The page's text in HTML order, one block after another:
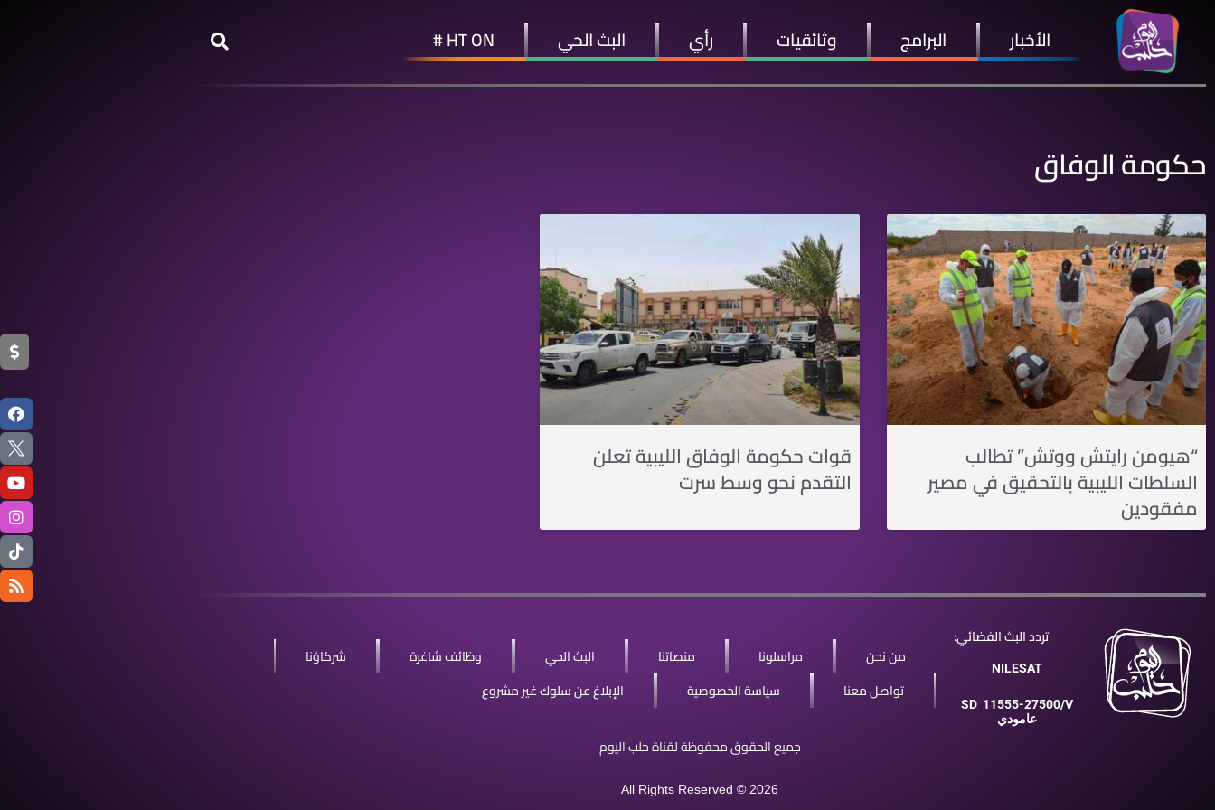
الأخبار البرامج وثائقيات رأي البث الحي HT ON #
حكومة الوفاق
“هيومن رايتش ووتش” تطالب
السلطات الليبية بالتحقيق في مصير
مفقودين
قوات حكومة الوفاق الليبية تعلن
التقدم نحو وسط سرت
تردد البث الفضائي:
NILESAT
SD 11555-27500/V
عامودي
من نحن مراسلونا منصاتنا البث الحي وظائف شاغرة
شركاؤنا
تواصل معنا
سياسة الخصوصية الإبلاغ عن سلوك غير مشروع
جميع الحقوق محفوظة لقناة حلب اليوم
All Rights Reserved © 2026